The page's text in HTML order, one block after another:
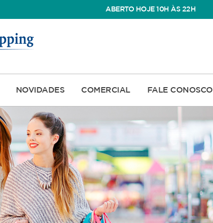
ABERTO HOJE 10H ÀS 22H
NOVIDADES COMERCIAL FALE CONOSCO